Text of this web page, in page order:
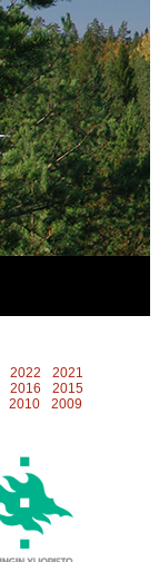
2022
2021
2016
2015
2010
2009